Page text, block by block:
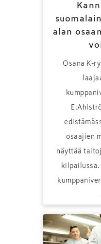
alan
Osana K-
osaajien
näyttää
kilpailussa.